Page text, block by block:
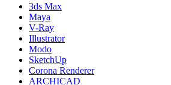
3ds Max
Maya
V-Ray
Illustrator
Modo
SketchUp
Corona Renderer
ARCHICAD